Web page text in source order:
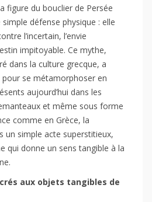
figure du bouclier de Persée
simple défense physique : elle
l’incertain, l’envie
impitoyable. Ce mythe,
dans la culture grecque, a
pour se métamorphoser en
aujourd’hui dans les
et même sous forme
comme en Grèce, la
un simple acte superstitieux,
qui donne un sens tangible à la
aux objets tangibles de